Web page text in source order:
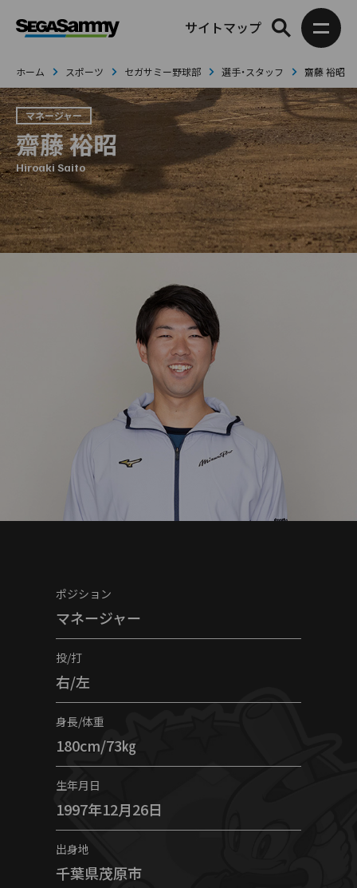
サイトマップ
ホーム スポーツ セガサミー野球部 選手・スタッフ 齋藤 裕昭
マネージャー
齋藤 裕昭
Hiroaki Saito
ポジション
マネージャー
投/打
右/左
身長/体重
180cm/73㎏
生年月日
1997年12月26日
出身地
千葉県茂原市